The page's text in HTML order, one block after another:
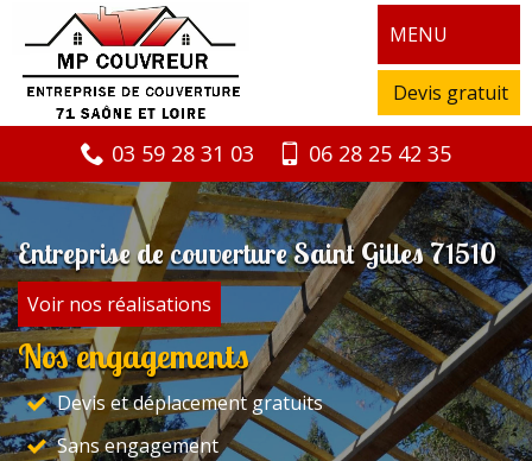
MENU
Devis gratuit
03 59 28 31 03 06 28 25 42 35
Entreprise de couverture Saint Gilles 71510
Voir nos réalisations
Nos engagements
Devis et déplacement gratuits
Sans engagement